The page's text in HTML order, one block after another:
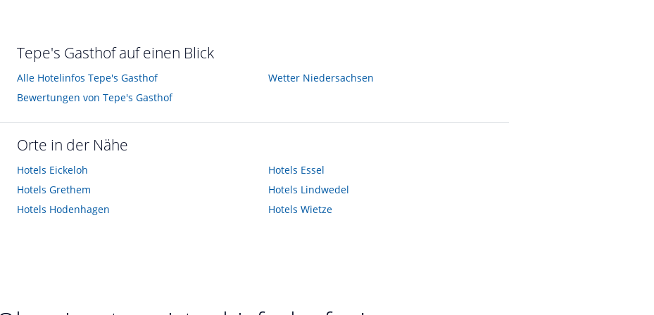
Tepe's Gasthof auf einen Blick
Alle Hotelinfos Tepe's Gasthof
Bewertungen von Tepe's Gasthof
Wetter Niedersachsen
Orte in der Nähe
Hotels Eickeloh
Hotels Grethem
Hotels Hodenhagen
Hotels Essel
Hotels Lindwedel
Hotels Wietze